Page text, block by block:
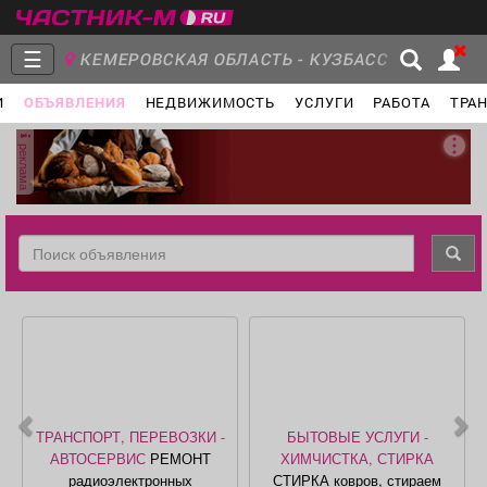
☰ КЕМЕРОВСКАЯ ОБЛАСТЬ - КУЗБАСС
ОБЪЯВЛЕНИЯ НЕДВИЖИМОСТЬ УСЛУГИ РАБОТА
Главная
Группы Новости
Объявления
реклама
ТРАНСПОРТ, ПЕРЕВОЗКИ -
АВТОСЕРВИСРЕМОНТ
радиоэлектронных
БЫТОВЫЕ УСЛУГИ -
ХИМЧИСТКА, СТИРКА
СТИРКА ковров, стираем